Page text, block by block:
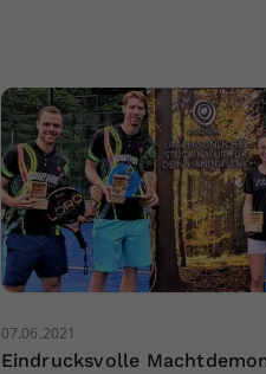
07.06.2021
Eindrucksvolle